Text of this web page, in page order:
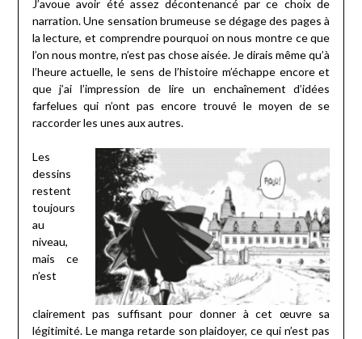
J’avoue avoir été assez décontenancé par ce choix de
narration. Une sensation brumeuse se dégage des pages à
la lecture, et comprendre pourquoi on nous montre ce que
l’on nous montre, n’est pas chose aisée. Je dirais même qu’à
l’heure actuelle, le sens de l’histoire m’échappe encore et
que j’ai l’impression de lire un enchaînement d’idées
farfelues qui n’ont pas encore trouvé le moyen de se
raccorder les unes aux autres.
Les
dessins
restent
toujours
au
niveau,
mais ce
n’est
clairement pas suffisant pour donner à cet œuvre sa
légitimité. Le manga retarde son plaidoyer, ce qui n’est pas